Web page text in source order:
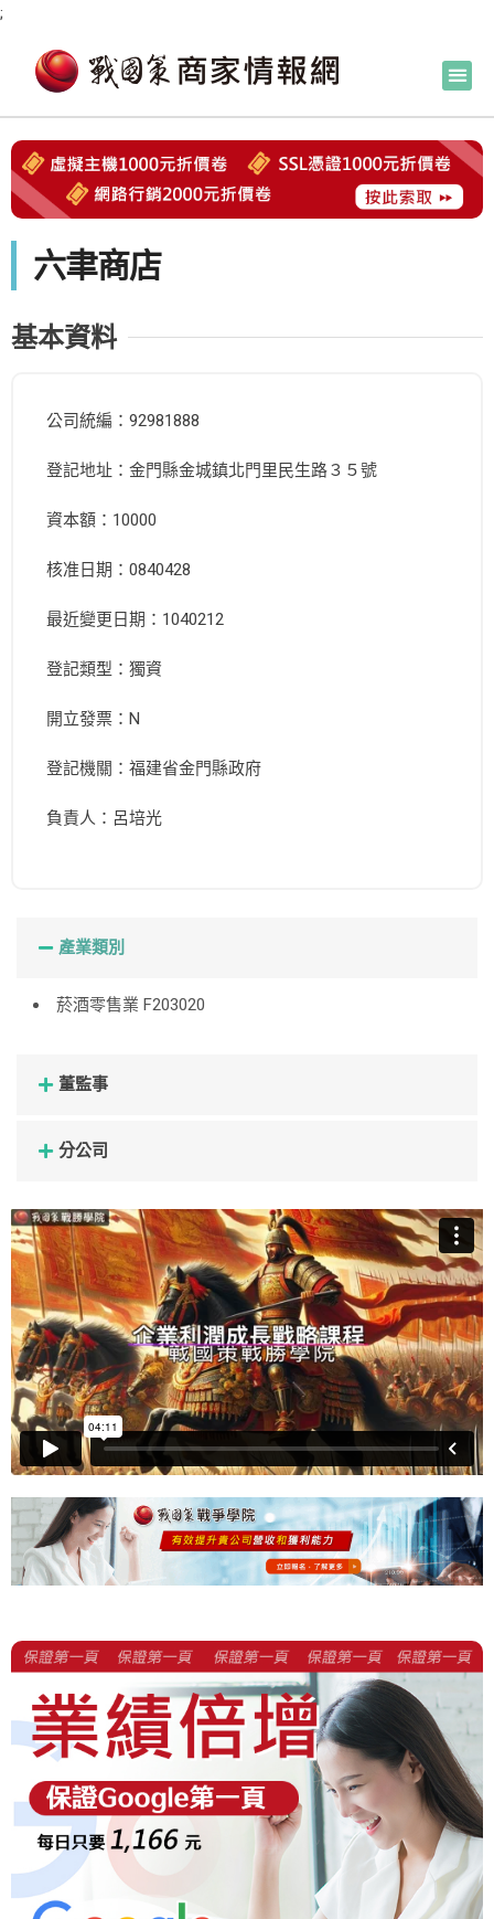
;
六聿商店
基本資料
公司統編：92981888
登記地址：金門縣金城鎮北門里民生路３５號
資本額：10000
核准日期：0840428
最近變更日期：1040212
登記類型：獨資
開立發票：N
登記機關：福建省金門縣政府
負責人：呂培光
產業類別
菸酒零售業 F203020
董監事
分公司